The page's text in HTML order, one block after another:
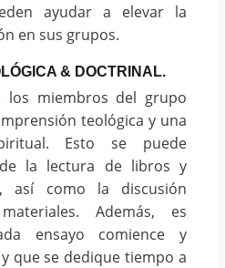
ayudar a elevar la
en sus grupos.
& DOCTRINAL.
los miembros del grupo
teológica y una
Esto se puede
la lectura de libros y
así como la discusión
Además, es
ensayo comience y
que se dedique tiempo a